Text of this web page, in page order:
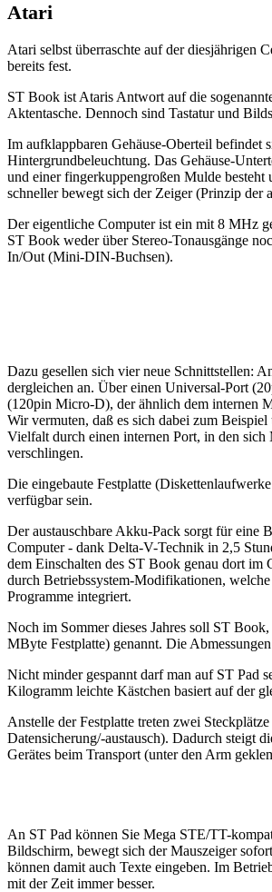
Atari
Atari selbst überraschte auf der diesjährigen
bereits fest.
ST Book ist Ataris Antwort auf die
Aktentasche. Dennoch sind Tastatur und
Im aufklappbaren Gehäuse-Oberteil befindet
Hintergrundbeleuchtung. Das Gehäuse-
und einer fingerkuppengroßen Mulde
schneller bewegt sich der Zeiger (Prinzip der
Der eigentliche Computer ist ein mit 8 MHz
ST Book weder über Stereo-Tonausgänge
In/Out (Mini-DIN-Buchsen).
Dazu gesellen sich vier neue Schnittstellen:
dergleichen an. Über einen Universal-Port
(120pin Micro-D), der ähnlich dem internen
Wir vermuten, daß es sich dabei zum
Vielfalt durch einen internen Port, in den
verschlingen.
Die eingebaute Festplatte
verfügbar sein.
Der austauschbare Akku-Pack sorgt für
Computer - dank Delta-V-Technik in 2,5
dem Einschalten des ST Book genau dort im
durch Betriebssystem-Modifikationen,
Programme integriert.
Noch im Sommer dieses Jahres soll ST
MByte Festplatte) genannt. Die
Nicht minder gespannt darf man auf ST Pad
Kilogramm leichte Kästchen basiert auf der
Anstelle der Festplatte treten zwei
Datensicherung/-austausch). Dadurch steigt
Gerätes beim Transport (unter den Arm
An ST Pad können Sie Mega STE/TT-
Bildschirm, bewegt sich der Mauszeiger
können damit auch Texte eingeben. Im
mit der Zeit immer besser.